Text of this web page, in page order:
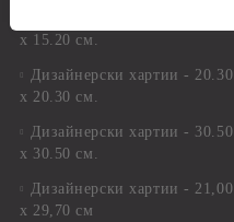
х 15.20 см.
Дизайнерски хартии - 20.30
х 20.30 см.
Дизайнерски хартии - 30.50
х 30.50 см.
Дизайнерски хартии - 21,00
х 29,70 см